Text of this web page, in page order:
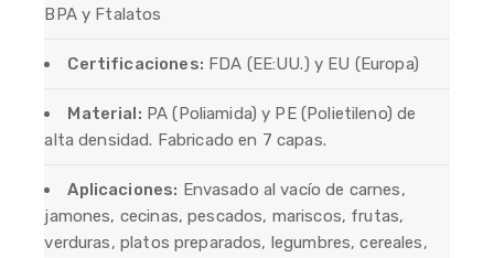
BPA y Ftalatos
Certificaciones: FDA (EE:UU.) y EU (Europa)
Material: PA (Poliamida) y PE (Polietileno) de
alta densidad. Fabricado en 7 capas.
Aplicaciones: Envasado al vacío de carnes,
jamones, cecinas, pescados, mariscos, frutas,
verduras, platos preparados, legumbres, cereales,